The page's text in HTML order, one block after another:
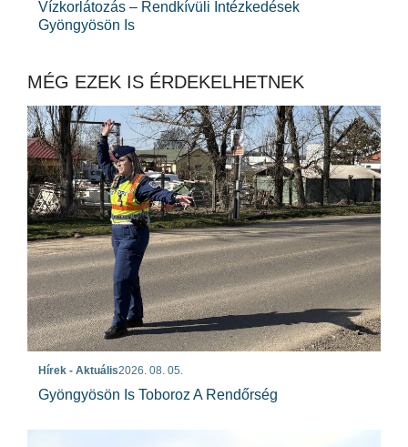
Vízkorlátozás – Rendkívüli Intézkedések
Gyöngyösön Is
MÉG EZEK IS ÉRDEKELHETNEK
Hírek - Aktuális2026. 08. 05.
Gyöngyösön Is Toboroz A Rendőrség